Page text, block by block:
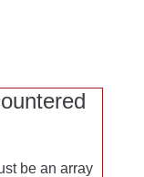
be an array
be an array